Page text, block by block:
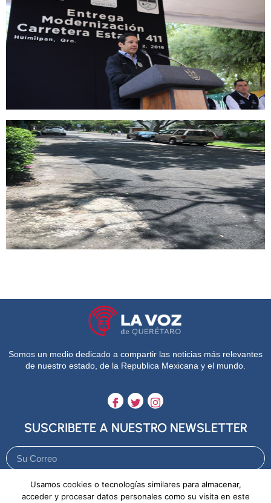
Somos un medio dedicado a compartir las noticias más relevantes
de nuestro estado, de la Republica Mexicana y el mundo.
SUSCRIBETE A NUESTRO NEWSLETTER
Enviar
Usamos cookies o tecnologías similares para almacenar,
acceder y procesar datos personales como su visita en este